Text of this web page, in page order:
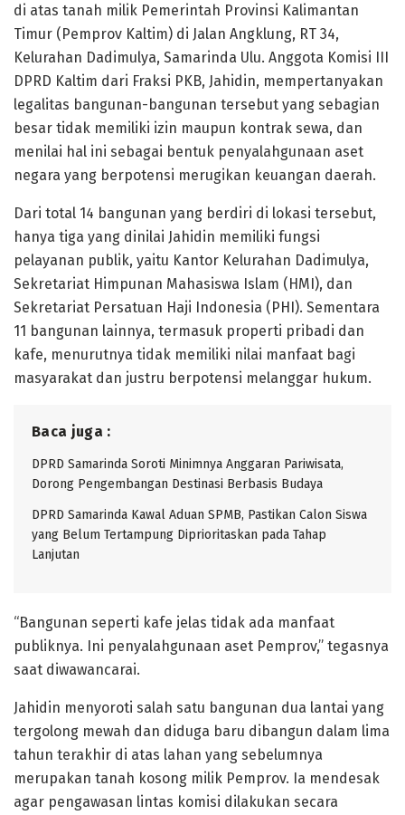
di atas tanah milik Pemerintah Provinsi Kalimantan
Timur (Pemprov Kaltim) di Jalan Angklung, RT 34,
Kelurahan Dadimulya, Samarinda Ulu. Anggota Komisi III
DPRD Kaltim dari Fraksi PKB, Jahidin, mempertanyakan
legalitas bangunan-bangunan tersebut yang sebagian
besar tidak memiliki izin maupun kontrak sewa, dan
menilai hal ini sebagai bentuk penyalahgunaan aset
negara yang berpotensi merugikan keuangan daerah.
Dari total 14 bangunan yang berdiri di lokasi tersebut,
hanya tiga yang dinilai Jahidin memiliki fungsi
pelayanan publik, yaitu Kantor Kelurahan Dadimulya,
Sekretariat Himpunan Mahasiswa Islam (HMI), dan
Sekretariat Persatuan Haji Indonesia (PHI). Sementara
11 bangunan lainnya, termasuk properti pribadi dan
kafe, menurutnya tidak memiliki nilai manfaat bagi
masyarakat dan justru berpotensi melanggar hukum.
Baca juga :
DPRD Samarinda Soroti Minimnya Anggaran Pariwisata,
Dorong Pengembangan Destinasi Berbasis Budaya
DPRD Samarinda Kawal Aduan SPMB, Pastikan Calon Siswa
yang Belum Tertampung Diprioritaskan pada Tahap
Lanjutan
“Bangunan seperti kafe jelas tidak ada manfaat
publiknya. Ini penyalahgunaan aset Pemprov,” tegasnya
saat diwawancarai.
Jahidin menyoroti salah satu bangunan dua lantai yang
tergolong mewah dan diduga baru dibangun dalam lima
tahun terakhir di atas lahan yang sebelumnya
merupakan tanah kosong milik Pemprov. Ia mendesak
agar pengawasan lintas komisi dilakukan secara